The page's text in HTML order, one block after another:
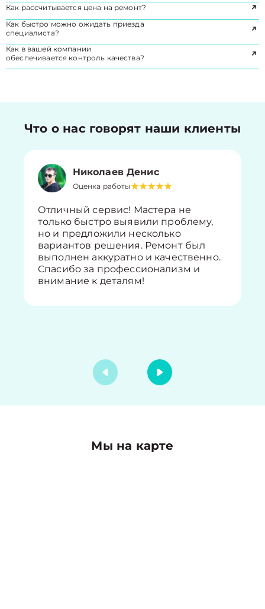
Как рассчитывается цена на ремонт?
Как быстро можно ожидать приезда
специалиста?
Как в вашей компании
обеспечивается контроль качества?
Что о нас говорят наши клиенты
Николаев Денис
Оценка работы
Отличный сервис! Мастера не
только быстро выявили проблему,
но и предложили несколько
вариантов решения. Ремонт был
выполнен аккуратно и качественно.
Спасибо за профессионализм и
внимание к деталям!
Мы на карте